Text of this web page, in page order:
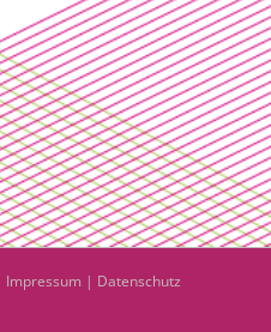
Impressum | Datenschutz